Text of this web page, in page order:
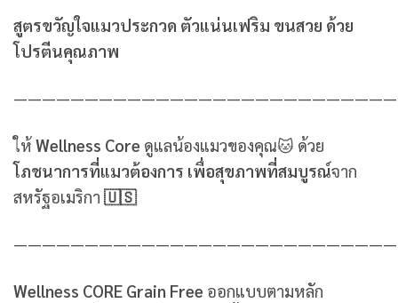
สูตรขวัญใจแมวประกวด ตัวแน่นเฟริม ขนสวย ด้วย
โปรตีนคุณภาพ
ให้Wellness Core ดูแลน้องแมวของคุณ🐱 ด้วย
โภชนาการที่แมวต้องการ เพื่อสุขภาพที่สมบูรณ์จาก
สหรัฐอเมริกา 🇺🇸
Wellness CORE Grain Free ออกแบบตามหลัก